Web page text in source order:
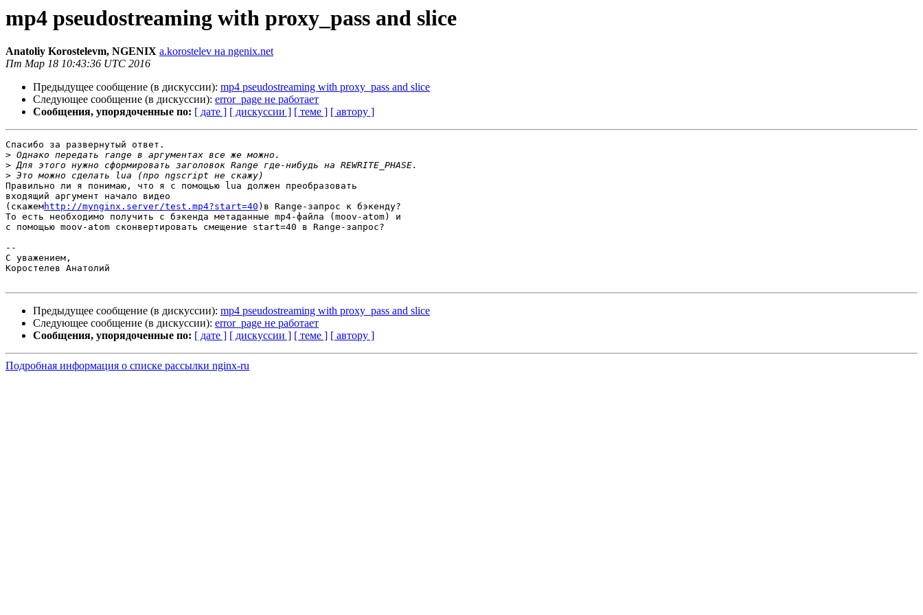
mp4 pseudostreaming with proxy_pass and slice
Anatoliy Korostelevm, NGENIX a.korostelev на ngenix.net
Пт Мар 18 10:43:36 UTC 2016
Предыдущее сообщение (в дискуссии): mp4 pseudostreaming with proxy_pass and slice
Следующее сообщение (в дискуссии): error_page не работает
Сообщения, упорядоченные по: [ дате ] [ дискуссии ] [ теме ] [ автору ]
Спасибо за развернутый ответ.
>
>
>
Правильно ли я понимаю, что я с помощью lua должен преобразовать
входящий аргумент начало видео
(скажемhttp://mynginx.server/test.mp4?start=40 )в Range-запрос к бэкенду?
То есть необходимо получить с бэкенда метаданные mp4-файла (moov-atom) и
с помощью moov-atom сконвертировать смещение start=40 в Range-запрос?
--
С уважением,
Коростелев Анатолий
Предыдущее сообщение (в дискуссии): mp4 pseudostreaming with proxy_pass and slice
Следующее сообщение (в дискуссии): error_page не работает
Сообщения, упорядоченные по: [ дате ] [ дискуссии ] [ теме ] [ автору ]
Подробная информация о списке рассылки nginx-ru